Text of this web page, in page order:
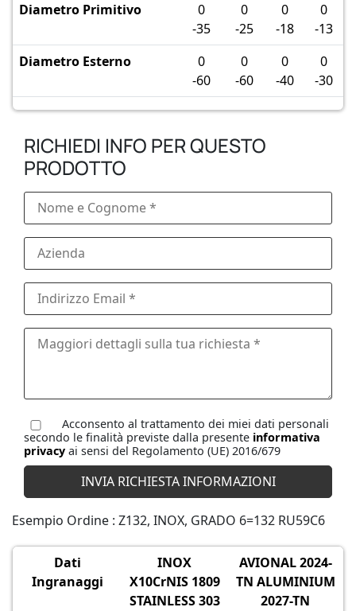
Diametro Primitivo
0
-35
0
-25
0
-18
0
-13
Diametro Esterno
0
-60
0
-60
0
-40
0
-30
RICHIEDI INFO PER QUESTO
PRODOTTO
Acconsento al trattamento dei miei dati personali
secondo le finalità previste dalla presente informativa
privacy ai sensi del Regolamento (UE) 2016/679
Esempio Ordine : Z132, INOX, GRADO 6=132 RU59C6
Dati
Ingranaggi
INOX
X10CrNIS 1809
STAINLESS 303
AVIONAL 2024-
TN ALUMINIUM
2027-TN